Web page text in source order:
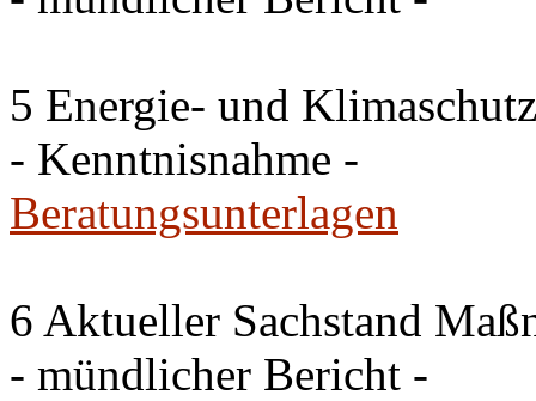
5 Energie- und
- Kenntnisnahme -
Beratungsunterlagen
6 Aktueller Sachstand
- mündlicher Bericht -